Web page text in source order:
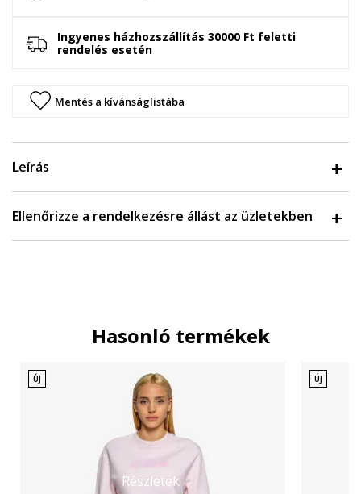
Ingyenes házhozszállítás 30000 Ft feletti
rendelés esetén
Mentés a kívánságlistába
Leírás
Ellenőrizze a rendelkezésre állást az üzletekben
Hasonló termékek
Részletek
ÚJ ÚJ